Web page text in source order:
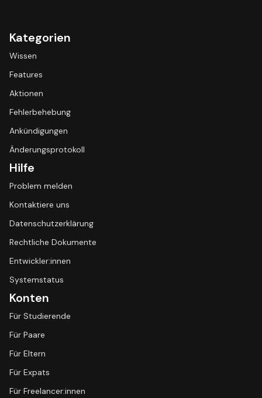
Kategorien
Wissen
Features
Aktionen
Fehlerbehebung
Ankündigungen
Änderungsprotokoll
Hilfe
Problem melden
Kontaktiere uns
Datenschutzerklärung
Rechtliche Dokumente
Entwickler:innen
Systemstatus
Konten
Für Studierende
Für Paare
Für Eltern
Für Expats
Für Freelancer:innen